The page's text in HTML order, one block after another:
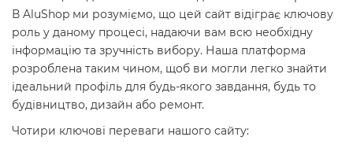
В AluShop ми розуміємо, що цей сайт відіграє ключову
роль у даному процесі, надаючи вам всю необхідну
інформацію та зручність вибору. Наша платформа
розроблена таким чином, щоб ви могли легко знайти
ідеальний профіль для будь-якого завдання, будь то
будівництво, дизайн або ремонт.
Чотири ключові переваги нашого сайту: